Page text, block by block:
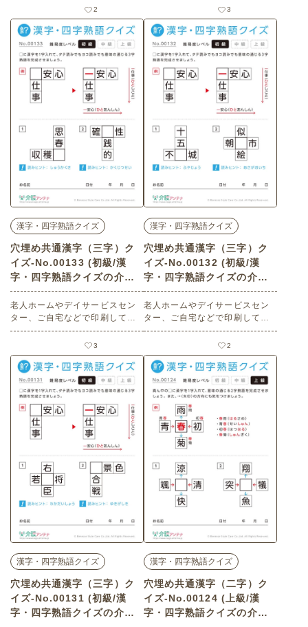
け介護レク素材（漢字・四字熟
語クイズ・中級）です。
2
け介護レク素材（漢字・四字熟
語クイズ・中級）です。
3
漢字・四字熟語クイズ
穴埋め共通漢字（三字）ク
イズ-No.00133 (初級/漢
字・四字熟語クイズの介護
レク素材)
老人ホームやデイサービスセン
ター、ご自宅などで印刷してお
使いいただける無料の高齢者向
け介護レク素材（漢字・四字熟
語クイズ・初級）です。
3
漢字・四字熟語クイズ
穴埋め共通漢字（三字）ク
イズ-No.00132 (初級/漢
字・四字熟語クイズの介護
レク素材)
老人ホームやデイサービスセン
ター、ご自宅などで印刷してお
使いいただける無料の高齢者向
け介護レク素材（漢字・四字熟
語クイズ・初級）です。
2
漢字・四字熟語クイズ
穴埋め共通漢字（三字）ク
イズ-No.00131 (初級/漢
字・四字熟語クイズの介護
漢字・四字熟語クイズ
穴埋め共通漢字（二字）ク
イズ-No.00124 (上級/漢
字・四字熟語クイズの介護